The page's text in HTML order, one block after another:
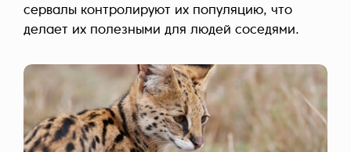
сервалы контролируют их популяцию, что
делает их полезными для людей соседями.